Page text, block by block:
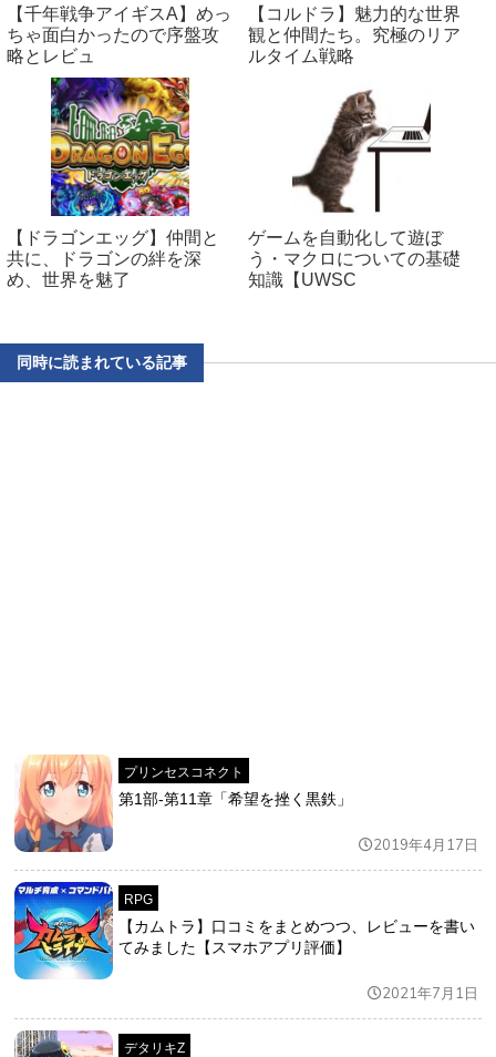
【千年戦争アイギスA】めっ
ちゃ面白かったので序盤攻
略とレビュ
【コルドラ】魅力的な世界
観と仲間たち。究極のリア
ルタイム戦略
【ドラゴンエッグ】仲間と
共に、ドラゴンの絆を深
め、世界を魅了
ゲームを自動化して遊ぼ
う・マクロについての基礎
知識【UWSC
同時に読まれている記事
プリンセスコネクト
第1部-第11章「希望を挫く黒鉄」
2019年4月17日
RPG
【カムトラ】口コミをまとめつつ、レビューを書い
てみました【スマホアプリ評価】
2021年7月1日
デタリキZ